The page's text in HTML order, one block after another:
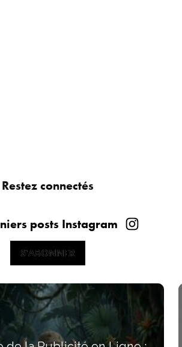
Restez connectés
posts Instagram
S'ABONNER
S'ABONNER